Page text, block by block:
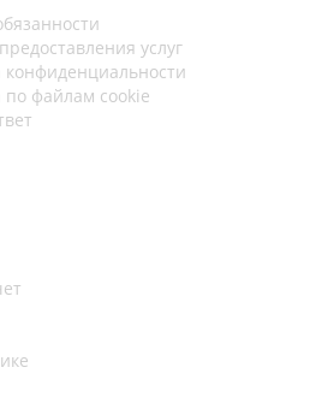
услуг
конфиденциальности
по файлам cookie